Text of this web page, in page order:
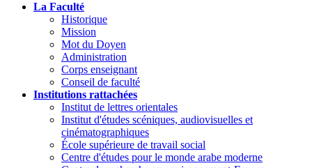
La Faculté
Historique
Mission
Mot du Doyen
Administration
Corps enseignant
Conseil de faculté
Institutions rattachées
Institut de lettres orientales
Institut d'études scéniques, audiovisuelles et
cinématographiques
École supérieure de travail social
Centre d'études pour le monde arabe moderne